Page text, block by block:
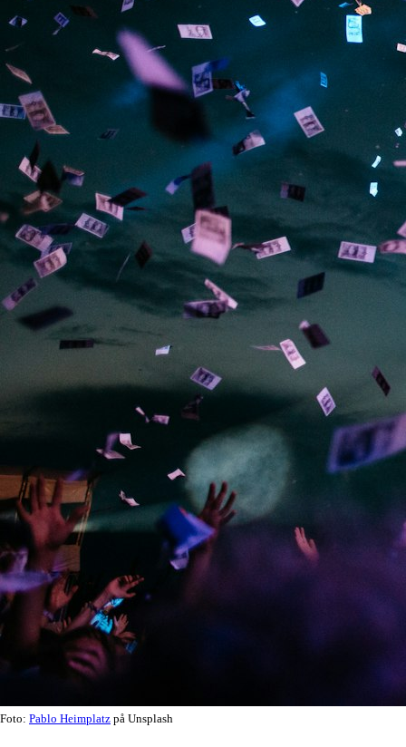
Foto: Pablo Heimplatz på Unsplash